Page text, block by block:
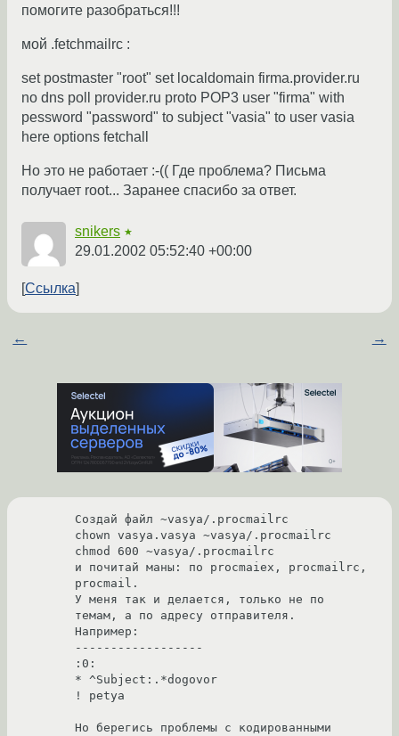
помогите разобраться!!!
мой .fetchmailrc :
set postmaster "root" set localdomain firma.provider.ru
no dns poll provider.ru proto POP3 user "firma" with
pessword "password" to subject "vasia" to user vasia
here options fetchall
Но это не работает :-(( Где проблема? Письма
получает root... Заранее спасибо за ответ.
snikers ★
29.01.2002 05:52:40 +00:00
Ссылка
← →
Создай файл ~vasya/.procmailrc
chown vasya.vasya ~vasya/.procmailrc
chmod 600 ~vasya/.procmailrc
и почитай маны: по procmaiex, procmailrc,
procmail.
У меня так и делается, только не по
темам, а по адресу отправителя.
Например:
------------------
:0:
* ^Subject:.*dogovor
! petya
Но берегись проблемы с кодированными